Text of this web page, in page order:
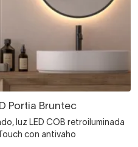
Portia Bruntec
luz LED COB retroiluminada
con antivaho